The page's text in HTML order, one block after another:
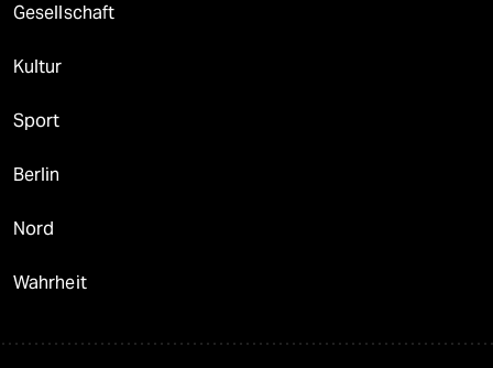
Gesellschaft
Kultur
Sport
Berlin
Nord
Wahrheit